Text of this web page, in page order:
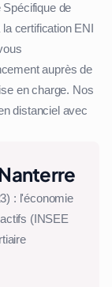
de
certification ENI
auprès de
en charge. Nos
distanciel avec
: l'économie
(INSEE